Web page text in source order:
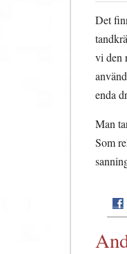
Det
vi den
enda
Man
Som